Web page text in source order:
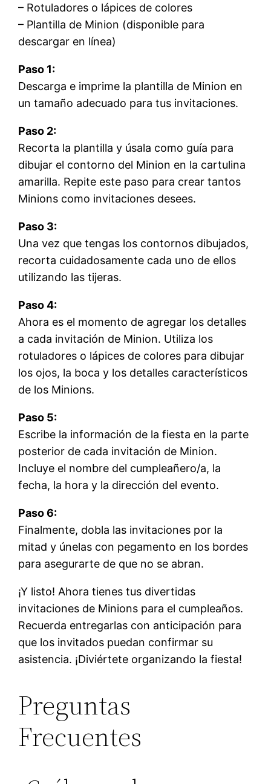
– Rotuladores o lápices de colores
– Plantilla de Minion (disponible para
descargar en línea)
Paso 1:
Descarga e imprime la plantilla de Minion en
un tamaño adecuado para tus invitaciones.
Paso 2:
Recorta la plantilla y úsala como guía para
dibujar el contorno del Minion en la cartulina
amarilla. Repite este paso para crear tantos
Minions como invitaciones desees.
Paso 3:
Una vez que tengas los contornos dibujados,
recorta cuidadosamente cada uno de ellos
utilizando las tijeras.
Paso 4:
Ahora es el momento de agregar los detalles
a cada invitación de Minion. Utiliza los
rotuladores o lápices de colores para dibujar
los ojos, la boca y los detalles característicos
de los Minions.
Paso 5:
Escribe la información de la fiesta en la parte
posterior de cada invitación de Minion.
Incluye el nombre del cumpleañero/a, la
fecha, la hora y la dirección del evento.
Paso 6:
Finalmente, dobla las invitaciones por la
mitad y únelas con pegamento en los bordes
para asegurarte de que no se abran.
¡Y listo! Ahora tienes tus divertidas
invitaciones de Minions para el cumpleaños.
Recuerda entregarlas con anticipación para
que los invitados puedan confirmar su
asistencia. ¡Diviértete organizando la fiesta!
Preguntas
Frecuentes